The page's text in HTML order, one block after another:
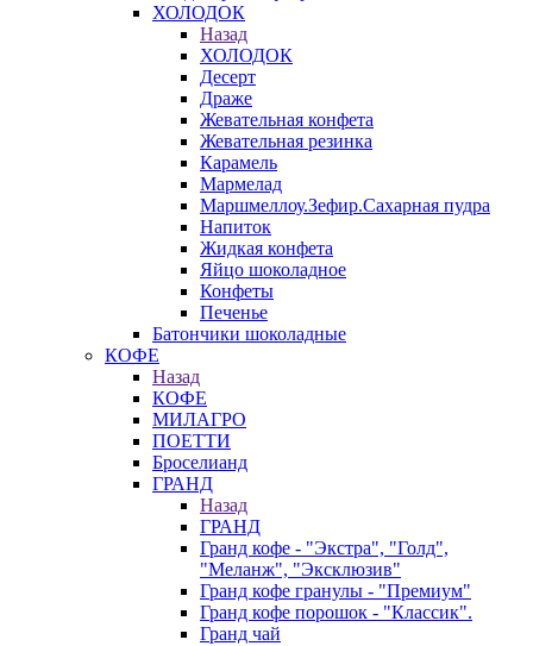
ХОЛОДОК
Назад
ХОЛОДОК
Десерт
Драже
Жевательная конфета
Жевательная резинка
Карамель
Мармелад
Маршмеллоу.Зефир.Сахарная пудра
Напиток
Жидкая конфета
Яйцо шоколадное
Конфеты
Печенье
Батончики шоколадные
КОФЕ
Назад
КОФЕ
МИЛАГРО
ПОЕТТИ
Броселианд
ГРАНД
Назад
ГРАНД
Гранд кофе - "Экстра", "Голд",
"Меланж", "Эксклюзив"
Гранд кофе гранулы - "Премиум"
Гранд кофе порошок - "Классик".
Гранд чай